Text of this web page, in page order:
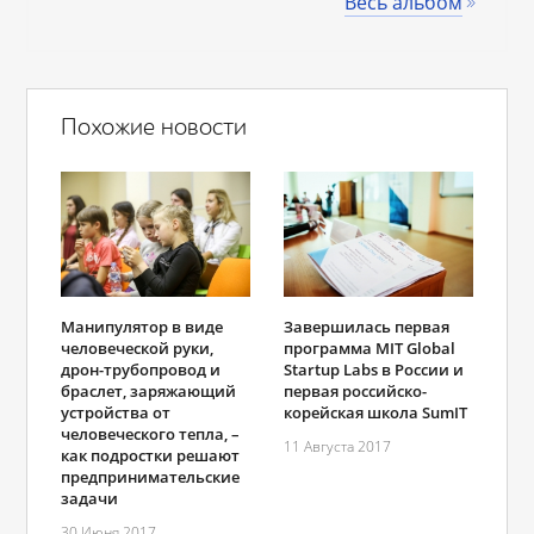
Похожие новости
Манипулятор в виде
человеческой руки,
дрон-трубопровод и
браслет, заряжающий
устройства от
человеческого тепла, –
как подростки решают
предпринимательские
задачи
Завершилась первая
программа MIT Global
Startup Labs в России и
первая российско-
корейская школа SumIT
11 Августа 2017